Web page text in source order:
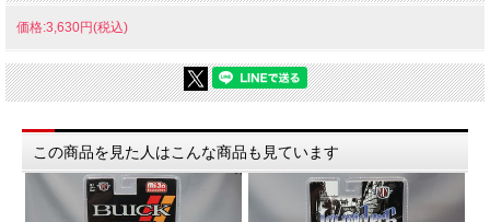
価格:3,630円(税込)
この商品を見た人はこんな商品も見ています